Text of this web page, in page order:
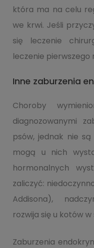
która ma na celu
we krwi. Jeśli
się leczenie
leczenie pierwszego
Inne zaburzenia
Choroby
diagnozowanymi
psów, jednak nie
mogą u nich
hormonalnych
zaliczyć:
Addisona),
rozwija się u kotów
Zaburzenia